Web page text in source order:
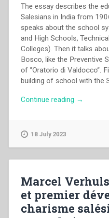
di
Storia
Salesiana
Roma,
19-
23
2014””
The essay describes the
Salesians in India from
speaks about the school
and High Schools,
Colleges). Then it talks
Bosco, like the Preventive
of “Oratorio di Valdocco”.
building of school with the
Continue reading “Scaria
in
India
from
→
18 July 2023
Marcel
et premier
charisme